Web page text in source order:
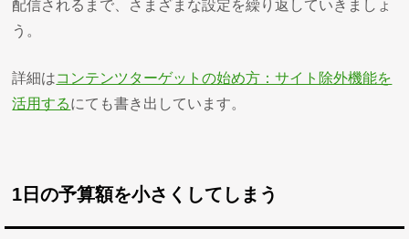
配信されるまで、さまざまな設定を繰り返していきましょ
う。
詳細はコンテンツターゲットの始め方：サイト除外機能を
活用するにても書き出しています。
1日の予算額を小さくしてしまう